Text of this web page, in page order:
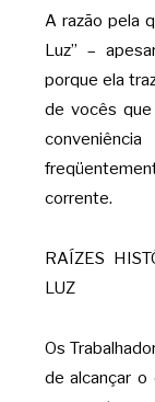
A razão pela
Luz” –
porque ela
de vocês que
corrente.
RAÍZES
LUZ
Os
de alcançar o